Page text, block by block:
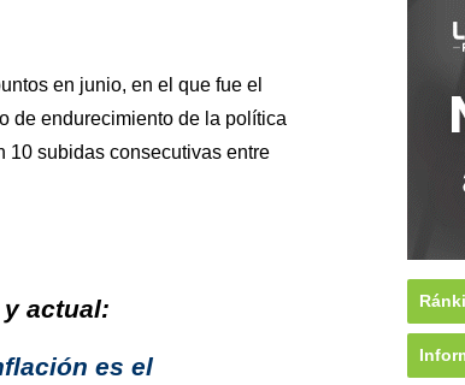
en junio, en el que fue el
de endurecimiento de la política
10 subidas consecutivas entre
actual:
es el